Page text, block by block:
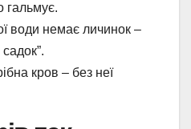
гальмує.
води немає личинок –
садок”.
кров – без неї